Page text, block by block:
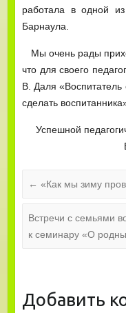
работала в одной
Барнаула.
Мы очень рады
что для своего
В. Даля
сделать
Успешной
← «Как мы зиму
Встречи с семьями
к семинару «О
Добавить